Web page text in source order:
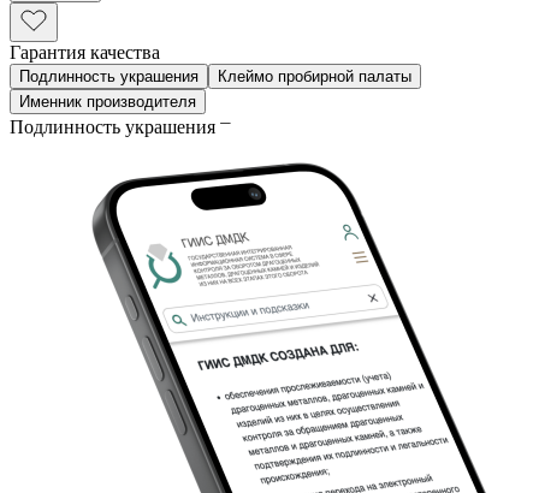
Гарантия качества
Подлинность украшения
Клеймо пробирной палаты
Именник производителя
Подлинность украшения